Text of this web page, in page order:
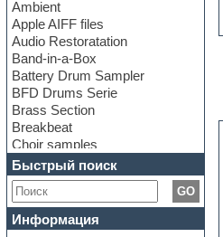
Ambient
Apple AIFF files
Audio Restoratation
Band-in-a-Box
Battery Drum Sampler
BFD Drums Serie
Brass Section
Breakbeat
Choir samples
Chris Hein Samples
Cinematic samples
Club bass
Club leads
Club sounds
Быстрый поиск
GO
Информация